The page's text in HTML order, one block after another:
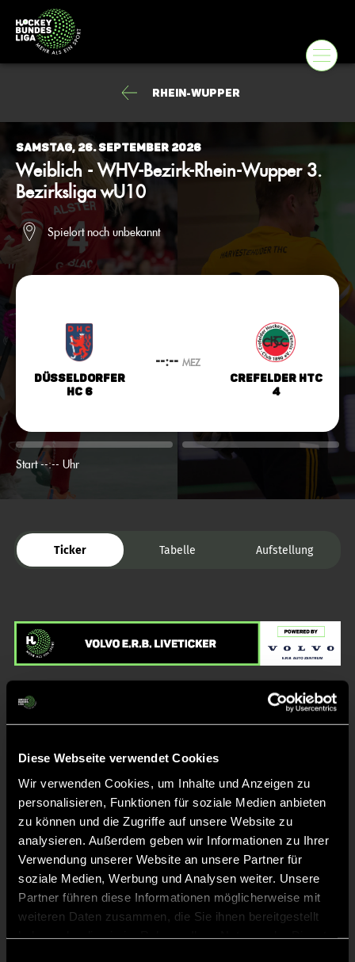
Diese Webseite verwendet Cookies
Wir verwenden Cookies, um Inhalte und Anzeigen zu
personalisieren, Funktionen für soziale Medien anbieten
zu können und die Zugriffe auf unsere Website zu
analysieren. Außerdem geben wir Informationen zu Ihrer
Verwendung unserer Website an unsere Partner für
soziale Medien, Werbung und Analysen weiter. Unsere
Partner führen diese Informationen möglicherweise mit
weiteren Daten zusammen, die Sie ihnen bereitgestellt
Rhein-Wupper
Samstag, 26. September 2026
Weiblich - WHV-Bezirk-Rhein-Wupper 3.
Bezirksliga wU10
Spielort noch unbekannt
Düsseldorfer
HC 6
--:-- MEZ
Crefelder HTC
4
Start --:-- Uhr
Ticker Tabelle Aufstellung
Liveticker
Keine Daten verfügbar.